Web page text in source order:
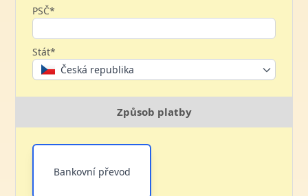
PSČ*
Stát*
Česká republika
Způsob platby
Bankovní převod